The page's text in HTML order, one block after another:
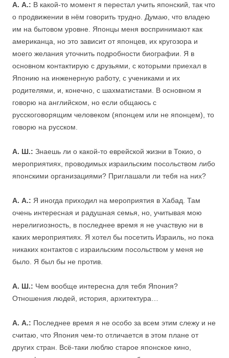
А. А.: В какой-то момент я перестал учить японский, так что
о продвижении в нём говорить трудно. Думаю, что владею
им на бытовом уровне. Японцы меня воспринимают как
американца, но это зависит от японцев, их кругозора и
моего желания уточнить подробности биографии. Я в
основном контактирую с друзьями, с которыми приехал в
Японию на инженерную работу, с учениками и их
родителями, и, конечно, с шахматистами. В основном я
говорю на английском, но если общаюсь с
русскоговорящим человеком (японцем или не японцем), то
говорю на русском.
А. Ш.: Знаешь ли о какой-то еврейской жизни в Токио, о
мероприятиях, проводимых израильским посольством либо
японскими организациями? Приглашали ли тебя на них?
А. А.: Я иногда приходил на мероприятия в Хабад. Там
очень интересная и радушная семья, но, учитывая мою
нерелигиозность, в последнее время я не участвую ни в
каких мероприятиях. Я хотел бы посетить Израиль, но пока
никаких контактов с израильским посольством у меня не
было. Я был бы не против.
А. Ш.: Чем вообще интересна для тебя Япония?
Отношения людей, история, архитектура…
А. А.: Последнее время я не особо за всем этим слежу и не
считаю, что Япония чем-то отличается в этом плане от
других стран. Всё-таки люблю старое японское кино,